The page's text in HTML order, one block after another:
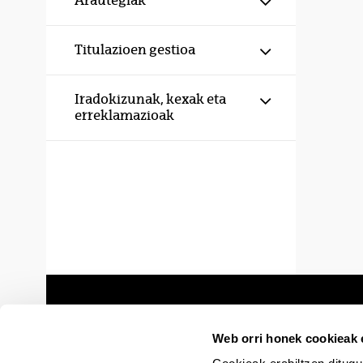
Web orri honek cookieak
Titulazioen gestioa Erakutsi/
Iradokizunak, kexak eta
erreklamazioak
Erakutsi/